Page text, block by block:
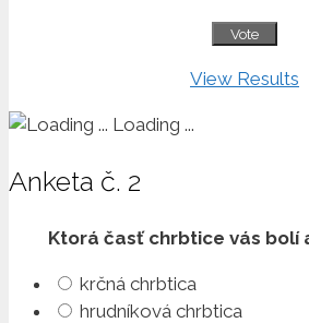
View Results
Loading ...
Anketa č. 2
Ktorá časť chrbtice vás bolí
krčná chrbtica
hrudníková chrbtica